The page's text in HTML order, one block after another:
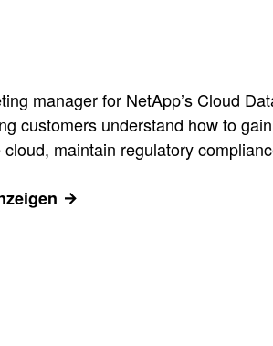
manager for NetApp’s Cloud
customers understand how to
maintain regulatory